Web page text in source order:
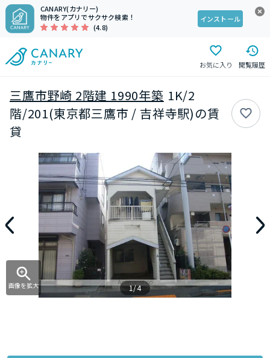
CANARY(カナリー)
物件をアプリでサクサク検索！
(4.8)
インストール
お気に入り 閲覧履歴
三鷹市野崎 2階建 1990年築 1K/2
階/201(東京都三鷹市 / 吉祥寺駅)の賃
貸
画像を拡大 1/4